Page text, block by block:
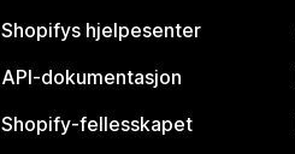
Shopifys hjelpesenter
API-dokumentasjon
Shopify-fellesskapet